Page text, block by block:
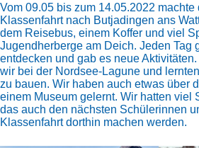
Vom 09.05 bis zum 14.05.2022
Klassenfahrt nach Butjadingen ans
dem Reisebus, einem Koffer und viel
Jugendherberge am Deich. Jeden Tag
entdecken und gab es neue
wir bei der Nordsee-Lagune und
zu bauen. Wir haben auch etwas über
einem Museum gelernt. Wir hatten viel
das auch den nächsten Schülerinnen
Klassenfahrt dorthin machen werden.